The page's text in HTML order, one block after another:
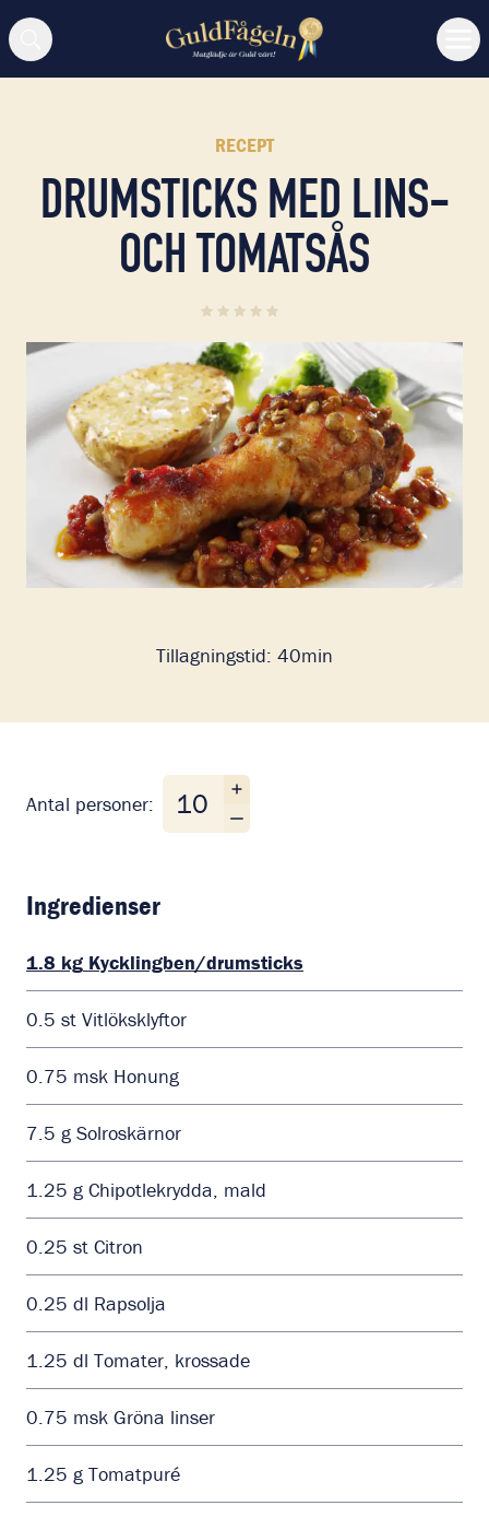
Sök
RECEPT
DRUMSTICKS MED LINS-
OCH TOMATSÅS
Tillagningstid: 40min
Antal personer:
Antal personer
Ingredienser
1.8 kg Kycklingben/drumsticks
0.5 st Vitlöksklyftor
0.75 msk Honung
7.5 g Solroskärnor
1.25 g Chipotlekrydda, mald
0.25 st Citron
0.25 dl Rapsolja
1.25 dl Tomater, krossade
0.75 msk Gröna linser
1.25 g Tomatpuré